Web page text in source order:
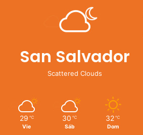
San Salvador
Scattered Clouds
29 ℃
Vie
30 ℃
Sáb
32 ℃
Dom